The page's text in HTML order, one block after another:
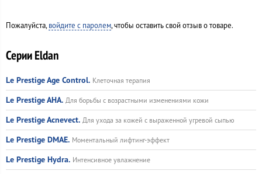
Пожалуйста, войдите с паролем, чтобы оставить свой отзыв о товаре.
Серии Eldan
Le Prestige Age Control. Клеточная терапия
Le Prestige AHA. Для борьбы с возрастными изменениями кожи
Le Prestige Acnevect. Для ухода за кожей с выраженной угревой сыпью
Le Prestige DMAE. Моментальный лифтинг-эффект
Le Prestige Hydra. Интенсивное увлажнение